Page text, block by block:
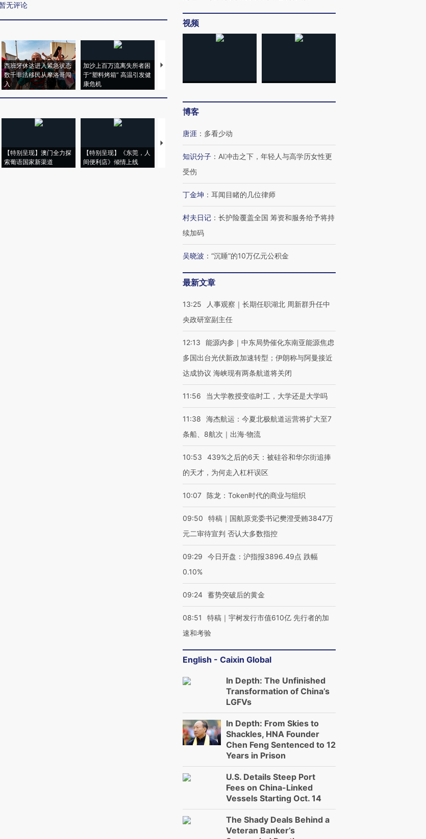
无评论
西班牙休达进入紧急状态
数千非法移民从摩洛哥闯
入
加沙上百万流离失所者困
于“塑料烤箱” 高温引发健
康危机
视线｜HYROX的吸金
心“花钱找虐”？
毒品
育部长拱下台
【特别呈现】澳门全力探
索葡语国家新渠道
【特别呈现】《东莞，人
间便利店》倾情上线
【推广】走进第四届链博
会，让数智科技“链”接产
【特别呈现】寻找100种
有意思的生活方式·第三对
【商旅对话】华住集团
CFO：不靠规模取胜，华
住三大增长引擎是什么？
视频
博客
唐涯 ： 多看少动
知识分子 ： AI冲击之下，年轻人与高学历女性更
受伤
丁金坤 ： 耳闻目睹的几位律师
村夫日记 ： 长护险覆盖全国 筹资和服务给予将持
续加码
吴晓波 ： “沉睡”的10万亿元公积金
最新文章
13:25
人事观察｜长期任职湖北 周新群升任中
央政研室副主任
12:13
能源内参｜中东局势催化东南亚能源焦虑
多国出台光伏新政加速转型；伊朗称与阿曼接近
达成协议 海峡现有两条航道将关闭
11:56 当大学教授变临时工，大学还是大学吗
11:38
海杰航运：今夏北极航道运营将扩大至7
条船、8航次｜出海·物流
10:53
439%之后的6天：被硅谷和华尔街追捧
的天才，为何走入杠杆误区
10:07 陈龙：Token时代的商业与组织
09:50
特稿｜国航原党委书记樊澄受贿3847万
元二审待宣判 否认大多数指控
09:29
今日开盘：沪指报3896.49点 跌幅
0.10%
09:24 蓄势突破后的黄金
08:51
特稿｜宇树发行市值610亿 先行者的加
速和考验
English - Caixin Global
In Depth: The Unfinished
Transformation of China’s
LGFVs
In Depth: From Skies to
Shackles, HNA Founder
Chen Feng Sentenced to 12
Years in Prison
U.S. Details Steep Port
Fees on China-Linked
Vessels Starting Oct. 14
The Shady Deals Behind a
Veteran Banker’s